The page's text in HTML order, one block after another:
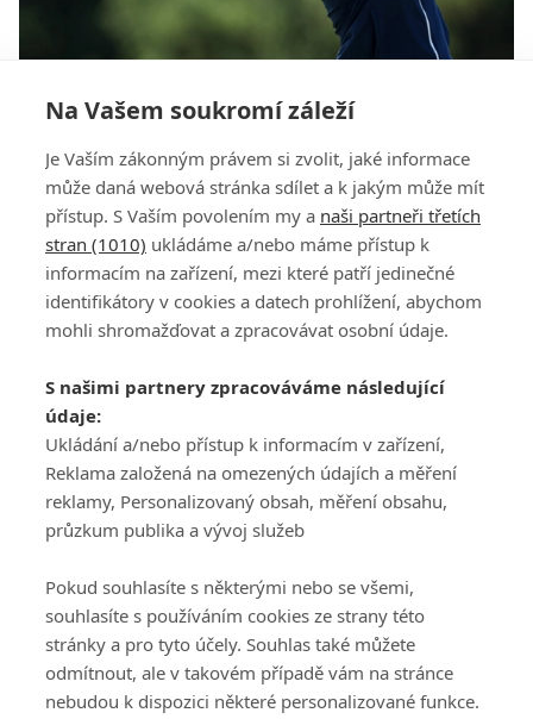
Na Vašem soukromí záleží
Je Vaším zákonným právem si zvolit, jaké informace
může daná webová stránka sdílet a k jakým může mít
přístup. S Vaším povolením my a naši partneři třetích
stran (1010) ukládáme a/nebo máme přístup k
informacím na zařízení, mezi které patří jedinečné
identifikátory v cookies a datech prohlížení, abychom
mohli shromažďovat a zpracovávat osobní údaje.
S našimi partnery zpracováváme následující
údaje:
Ukládání a/nebo přístup k informacím v zařízení,
Reklama založená na omezených údajích a měření
reklamy, Personalizovaný obsah, měření obsahu,
průzkum publika a vývoj služeb
Pokud souhlasíte s některými nebo se všemi,
souhlasíte s používáním cookies ze strany této
stránky a pro tyto účely. Souhlas také můžete
odmítnout, ale v takovém případě vám na stránce
nebudou k dispozici některé personalizované funkce.
koncem. Po kole v paru si polepšila už do čtvrté
desítky!
Všeobecné obchodní
podmínky služby
GolfExtra.cz Premium
Podmínky zpracování
osobních údajů při
GolfExtra
Ceník GolfExtra.cz
Premium
Doporučené odkazy
ATV CZ, s.r.o.
140 00 Praha 4